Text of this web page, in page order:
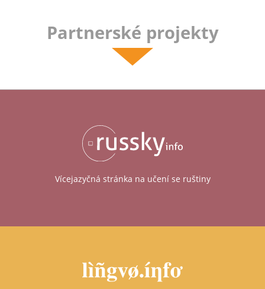
Partnerské projekty
Vícejazyčná stránka na učení se ruštiny